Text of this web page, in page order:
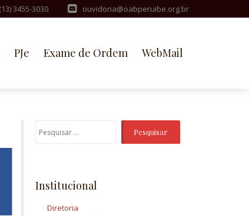
3455-3030 ouvidoria@oabperuibe.org.br
PJe Exame de Ordem WebMail
Institucional
Diretoria